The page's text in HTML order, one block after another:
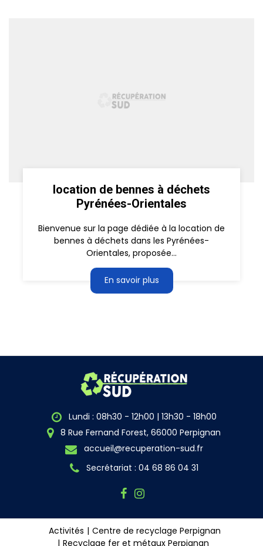
location de bennes à déchets
Pyrénées-Orientales
Bienvenue sur la page dédiée à la location de
bennes à déchets dans les Pyrénées-
Orientales, proposée...
En savoir plus
Lundi : 08h30 - 12h00 | 13h30 - 18h00
8 Rue Fernand Forest, 66000 Perpignan
accueil@recuperation-sud.fr
Secrétariat : 04 68 86 04 31
Activités
Centre de recyclage Perpignan
Recyclage fer et métaux Perpignan